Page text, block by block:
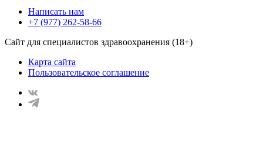
Написать нам
+7 (977) 262-58-66
Сайт для специалистов здравоохранения (18+)
Карта сайта
Пользовательское соглашение